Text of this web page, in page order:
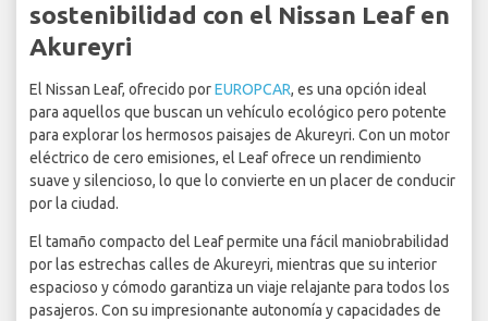
sostenibilidad con el Nissan Leaf en
Akureyri
El Nissan Leaf, ofrecido porEUROPCAR, es una opción ideal
para aquellos que buscan un vehículo ecológico pero potente
para explorar los hermosos paisajes de Akureyri. Con un motor
eléctrico de cero emisiones, el Leaf ofrece un rendimiento
suave y silencioso, lo que lo convierte en un placer de conducir
por la ciudad.
El tamaño compacto del Leaf permite una fácil maniobrabilidad
por las estrechas calles de Akureyri, mientras que su interior
espacioso y cómodo garantiza un viaje relajante para todos los
pasajeros. Con su impresionante autonomía y capacidades de